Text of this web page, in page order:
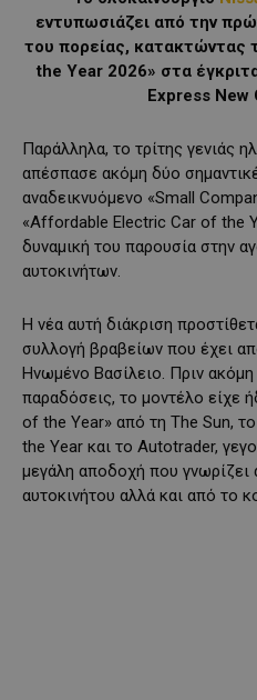
εντυπωσιάζει από την
του πορείας, κατακτώντας
the Year 2026» στα
Express New
Παράλληλα, το τρίτης γενιάς
απέσπασε ακόμη δύο
αναδεικνυόμενο «Small
«Affordable Electric Car of the
δυναμική του παρουσία στην
αυτοκινήτων.
Η νέα αυτή διάκριση
συλλογή βραβείων που έχει
Ηνωμένο Βασίλειο. Πριν
παραδόσεις, το μοντέλο είχε
of the Year» από τη The Sun,
the Year και το Autotrader,
μεγάλη αποδοχή που γνωρίζει
αυτοκινήτου αλλά και από το